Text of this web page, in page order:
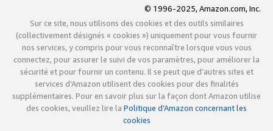
© 1996-2025, Amazon.com, Inc.
Sur ce site, nous utilisons des cookies et des outils similaires
(collectivement désignés « cookies ») uniquement pour vous fournir
nos services, y compris pour vous reconnaître lorsque vous vous
connectez, pour assurer le suivi de vos paramètres, pour améliorer la
sécurité et pour fournir un contenu. Il se peut que d’autres sites et
services d’Amazon utilisent des cookies pour des finalités
supplémentaires. Pour en savoir plus sur la façon dont Amazon utilise
des cookies, veuillez lire la Politique d’Amazon concernant les
cookies